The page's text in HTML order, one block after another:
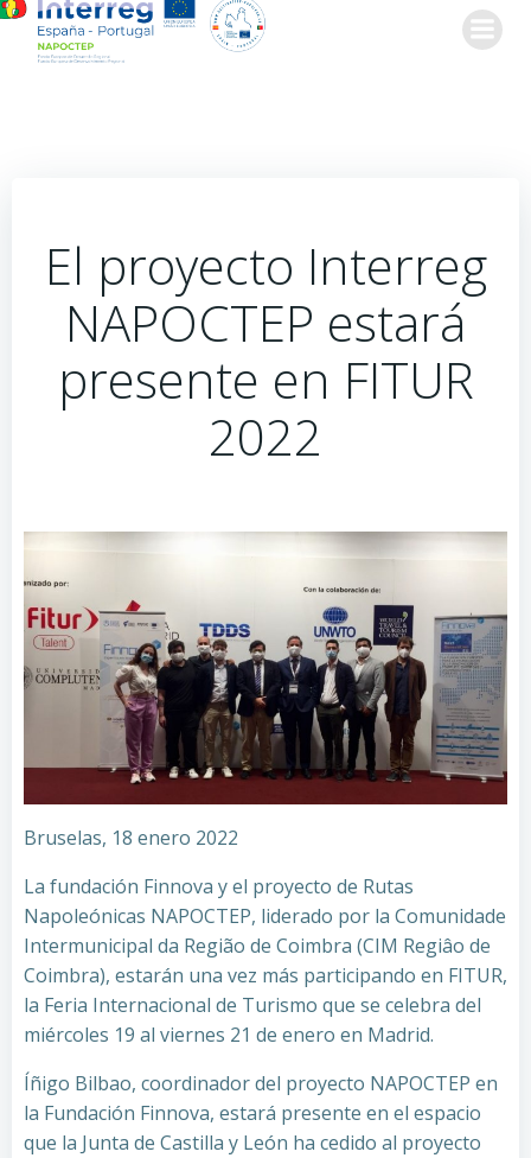
Saltar
El proyecto Interreg
NAPOCTEP estará
presente en FITUR
2022
Bruselas, 18 enero 2022
La fundación Finnova y el proyecto de Rutas
Napoleónicas NAPOCTEP, liderado por la Comunidade
Intermunicipal da Região de Coimbra (CIM Regiâo de
Coimbra), estarán una vez más participando en FITUR,
la Feria Internacional de Turismo que se celebra del
miércoles 19 al viernes 21 de enero en Madrid.
Íñigo Bilbao, coordinador del proyecto NAPOCTEP en
la Fundación Finnova, estará presente en el espacio
que la Junta de Castilla y León ha cedido al proyecto